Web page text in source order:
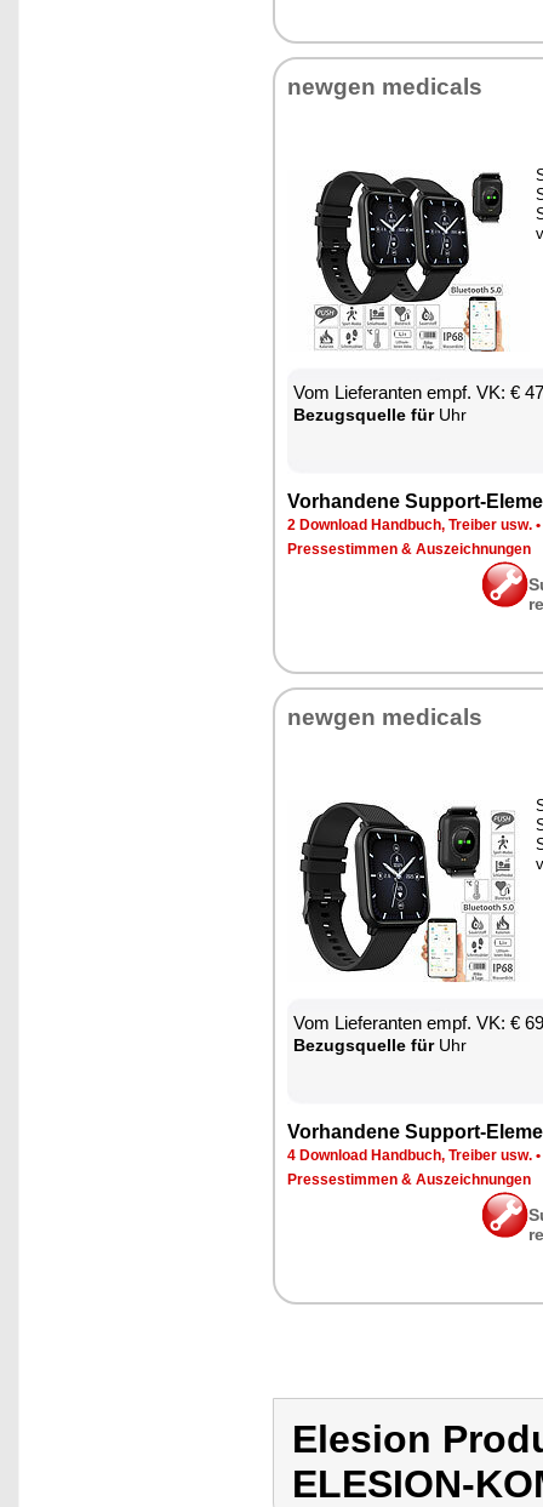
new­gen me­di­cals
Vom Lie­fe­ran­ten empf. VK: €
Be­zugs­quel­le fürUhr
Vor­han­de­ne Sup­port-
2 Down­load Hand­buch, Trei­ber usw. •
Pres­se­stim­men & Aus­zeich­nun­gen
new­gen me­di­cals
Vom Lie­fe­ran­ten empf. VK: €
Be­zugs­quel­le fürUhr
Vor­han­de­ne Sup­port-
4 Down­load Hand­buch, Trei­ber usw. •
Pres­se­stim­men & Aus­zeich­nun­gen
Elesion
ELESION-